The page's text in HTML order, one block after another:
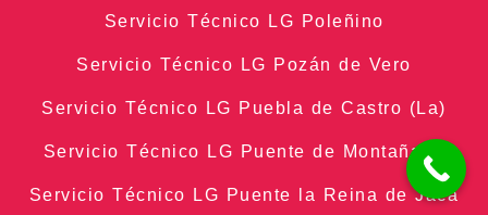
Servicio Técnico LG Poleñino
Servicio Técnico LG Pozán de Vero
Servicio Técnico LG Puebla de Castro (La)
Servicio Técnico LG Puente de Montañana
Servicio Técnico LG Puente la Reina de Jaca